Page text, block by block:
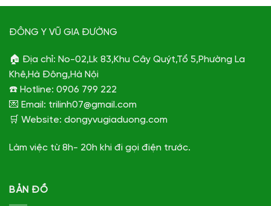
ĐÔNG Y VŨ GIA ĐƯỜNG
🏠 Địa chỉ: No-02,Lk 83,Khu Cây Quýt,Tổ 5,Phường La
Khê,Hà Đông,Hà Nội
☎️ Hotline: 0906 799 222
💌 Email: trilinh07@gmail.com
🛒 Website: dongyvugiaduong.com
Làm việc từ 8h- 20h khi đi gọi điện trước.
BẢN ĐỒ